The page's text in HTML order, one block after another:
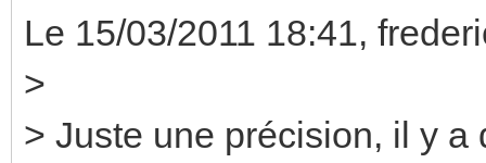
Le 15/03/2011 18:41,
>
> Juste une précision, il y a